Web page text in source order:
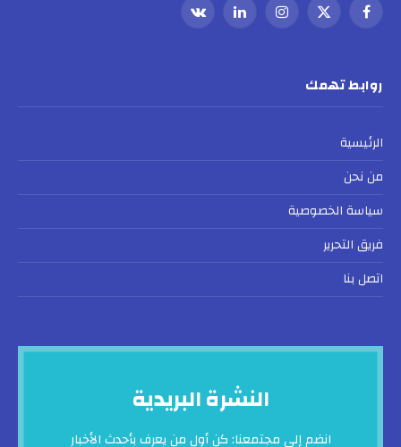
فيسبوك
X
الانستغراملينكدإنVKontakte
روابط تهمك
الرئيسية
من نحن
سياسة الخصوصية
فريق التحرير
اتصل بنا
النشرة البريدية
انضم إلى مجتمعنا: كن أول من يعرف بأحدث الأخبار